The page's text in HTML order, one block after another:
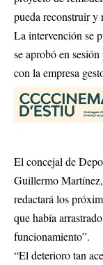
pueda reconstruir y
La intervención se
se aprobó en
con la empresa
El concejal de
Guillermo
redactará los
que había
funcionamiento”.
“El deterioro tan